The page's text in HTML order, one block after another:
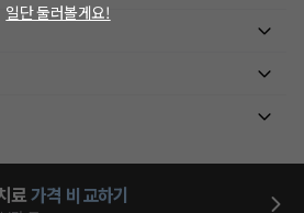
료가격 비교하기
일단 둘러볼게요!